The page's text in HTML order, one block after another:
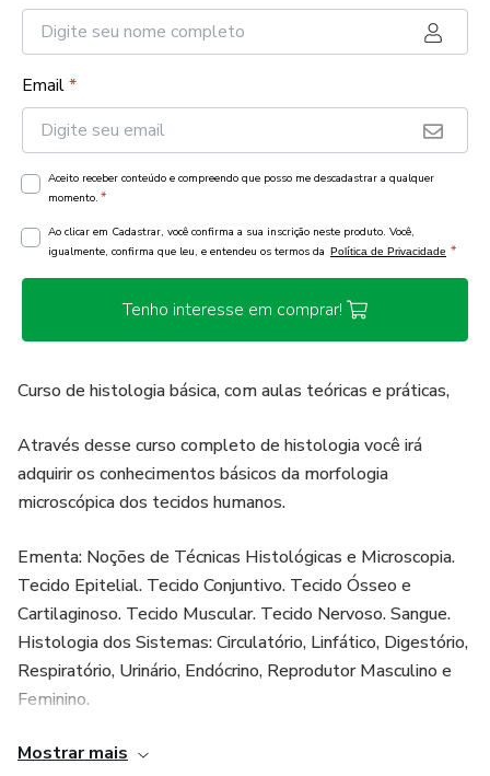
Email*
Aceito receber conteúdo e compreendo que posso me descadastrar a qualquer
momento. *
Ao clicar em Cadastrar, você confirma a sua inscrição neste produto. Você,
igualmente, confirma que leu, e entendeu os termos da Política de Privacidade *
Tenho interesse em comprar!
Curso de histologia básica, com aulas teóricas e práticas,
Através desse curso completo de histologia você irá
adquirir os conhecimentos básicos da morfologia
microscópica dos tecidos humanos.
Ementa: Noções de Técnicas Histológicas e Microscopia.
Tecido Epitelial. Tecido Conjuntivo. Tecido Ósseo e
Cartilaginoso. Tecido Muscular. Tecido Nervoso. Sangue.
Histologia dos Sistemas: Circulatório, Linfático, Digestório,
Respiratório, Urinário, Endócrino, Reprodutor Masculino e
Feminino.
Além de acesso aos vídeos, você receberá o pdf com os
Mostrar mais